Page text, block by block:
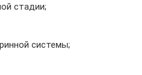
стадии;
системы;